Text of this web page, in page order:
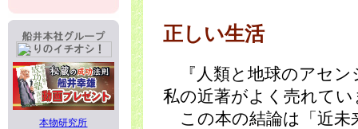
本物研究所
正しい生活
『人類と地球のアセン
私の近著がよく売れてい
この本の結論は「近未